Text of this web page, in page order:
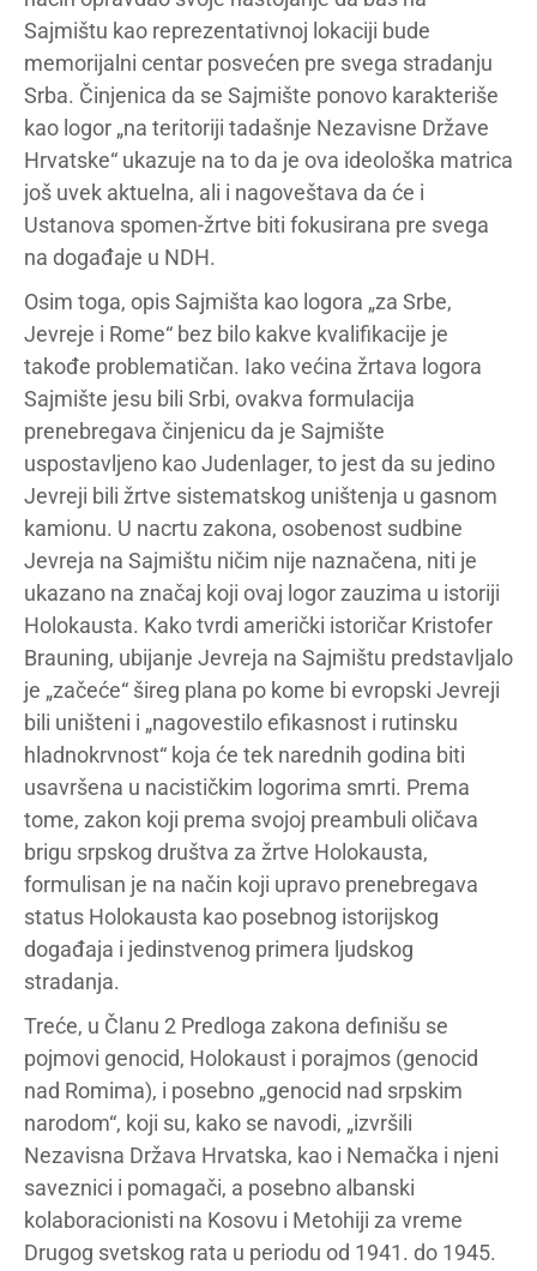
Sajmištu kao reprezentativnoj lokaciji bude
memorijalni centar posvećen pre svega stradanju
Srba. Činjenica da se Sajmište ponovo karakteriše
kao logor „na teritoriji tadašnje Nezavisne Države
Hrvatske“ ukazuje na to da je ova ideološka matrica
još uvek aktuelna, ali i nagoveštava da će i
Ustanova spomen-žrtve biti fokusirana pre svega
na događaje u NDH.
Osim toga, opis Sajmišta kao logora „za Srbe,
Jevreje i Rome“ bez bilo kakve kvalifikacije je
takođe problematičan. Iako većina žrtava logora
Sajmište jesu bili Srbi, ovakva formulacija
prenebregava činjenicu da je Sajmište
uspostavljeno kao Judenlager, to jest da su jedino
Jevreji bili žrtve sistematskog uništenja u gasnom
kamionu. U nacrtu zakona, osobenost sudbine
Jevreja na Sajmištu ničim nije naznačena, niti je
ukazano na značaj koji ovaj logor zauzima u istoriji
Holokausta. Kako tvrdi američki istoričar Kristofer
Brauning, ubijanje Jevreja na Sajmištu predstavljalo
je „začeće“ šireg plana po kome bi evropski Jevreji
bili uništeni i „nagovestilo efikasnost i rutinsku
hladnokrvnost“ koja će tek narednih godina biti
usavršena u nacističkim logorima smrti. Prema
tome, zakon koji prema svojoj preambuli oličava
brigu srpskog društva za žrtve Holokausta,
formulisan je na način koji upravo prenebregava
status Holokausta kao posebnog istorijskog
događaja i jedinstvenog primera ljudskog
stradanja.
Treće, u Članu 2 Predloga zakona definišu se
pojmovi genocid, Holokaust i porajmos (genocid
nad Romima), i posebno „genocid nad srpskim
narodom“, koji su, kako se navodi, „izvršili
Nezavisna Država Hrvatska, kao i Nemačka i njeni
saveznici i pomagači, a posebno albanski
kolaboracionisti na Kosovu i Metohiji za vreme
Drugog svetskog rata u periodu od 1941. do 1945.